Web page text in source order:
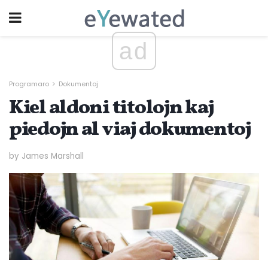
ad
Programaro Dokumentoj
Kiel aldoni titolojn kaj
piedojn al viaj dokumentoj
by James Marshall